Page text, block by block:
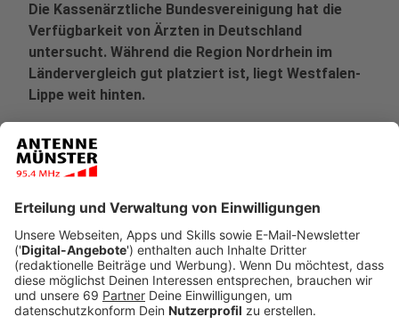
Die Kassenärztliche Bundesvereinigung hat die
Verfügbarkeit von Ärzten in Deutschland
untersucht. Während die Region Nordrhein im
Ländervergleich gut platziert ist, liegt Westfalen-
Lippe weit hinten.
Anzeige
Zwischen den Regionen Nordrhein und Westfalen-
Lippe gibt es erhebliche Unterschiede im Umfang der
ärztlichen Versorgung. Während in Nordrhein auf
100.000 Einwohner etwa 240 Ärztinnen, Ärzte und